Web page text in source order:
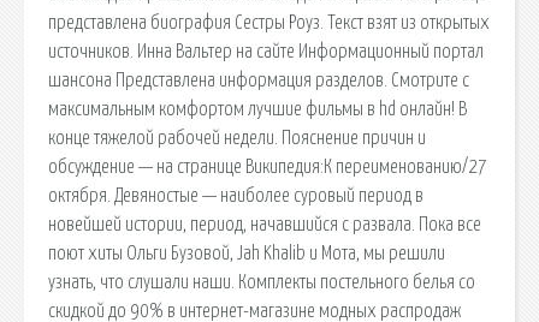
представлена биография Сестры Роуз. Текст взят из открытых
источников. Инна Вальтер на сайте Информационный портал
шансона Представлена информация разделов. Смотрите с
максимальным комфортом лучшие фильмы в hd онлайн! В
конце тяжелой рабочей недели. Пояснение причин и
обсуждение — на странице Википедия:К переименованию/27
октября. Девяностые — наиболее суровый период в
новейшей истории, период, начавшийся с развала. Пока все
поют хиты Ольги Бузовой, Jah Khalib и Мота, мы решили
узнать, что слушали наши. Комплекты постельного белья со
скидкой до 90% в интернет-магазине модных распродаж